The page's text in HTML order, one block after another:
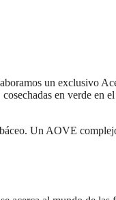
un
en verde en
Un AOVE